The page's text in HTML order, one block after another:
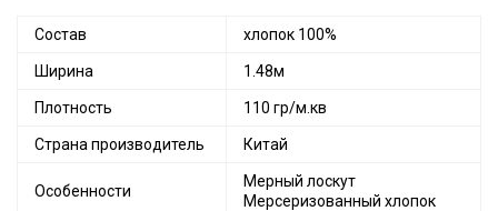
Состав хлопок 100%
Ширина 1.48м
Плотность 110 гр/м.кв
Страна производитель Китай
Особенности
Мерный лоскут
Мерсеризованный хлопок